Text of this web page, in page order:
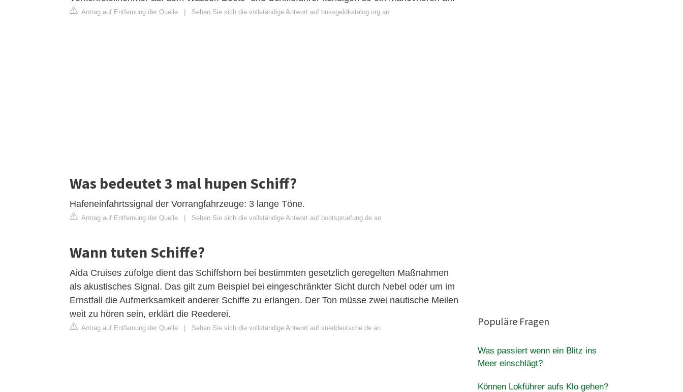
Antrag auf Entfernung der Quelle Sehen Sie sich die vollständige Antwort auf bussgeldkatalog.org an
Was bedeutet 3 mal hupen Schiff?
Hafeneinfahrtssignal der Vorrangfahrzeuge: 3 lange Töne.
Antrag auf Entfernung der Quelle Sehen Sie sich die vollständige Antwort auf bootspruefung.de an
Wann tuten Schiffe?
Aida Cruises zufolge dient das Schiffshorn bei bestimmten gesetzlich geregelten Maßnahmen
als akustisches Signal. Das gilt zum Beispiel bei eingeschränkter Sicht durch Nebel oder um im
Ernstfall die Aufmerksamkeit anderer Schiffe zu erlangen. Der Ton müsse zwei nautische Meilen
weit zu hören sein, erklärt die Reederei.
Antrag auf Entfernung der Quelle Sehen Sie sich die vollständige Antwort auf sueddeutsche.de an
Populäre Fragen
Was passiert wenn ein Blitz ins
Meer einschlägt?
Können Lokführer aufs Klo gehen?